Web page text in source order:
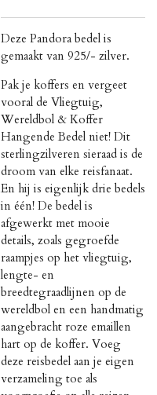
Deze Pandora bedel is
gemaakt van 925/- zilver.
Pak je koffers en vergeet
vooral de Vliegtuig,
Wereldbol & Koffer
Hangende Bedel niet! Dit
sterlingzilveren sieraad is de
droom van elke reisfanaat.
En hij is eigenlijk drie bedels
in één! De bedel is
afgewerkt met mooie
details, zoals gegroefde
raampjes op het vliegtuig,
lengte- en
breedtegraadlijnen op de
wereldbol en een handmatig
aangebracht roze emaillen
hart op de koffer. Voeg
deze reisbedel aan je eigen
verzameling toe als